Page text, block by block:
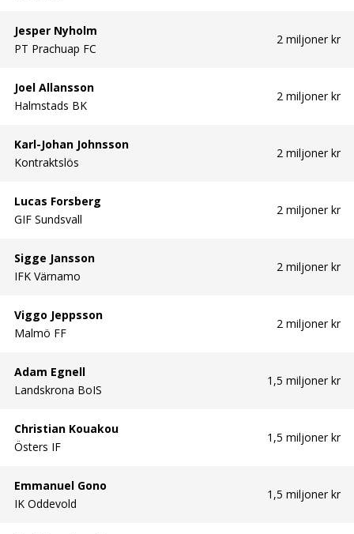
Jesper Nyholm
PT Prachuap FC
2 miljoner kr
Joel Allansson
Halmstads BK
2 miljoner kr
Karl-Johan Johnsson
Kontraktslös
2 miljoner kr
Lucas Forsberg
GIF Sundsvall
2 miljoner kr
Sigge Jansson
IFK Värnamo
2 miljoner kr
Viggo Jeppsson
Malmö FF
2 miljoner kr
Adam Egnell
Landskrona BoIS
1,5 miljoner kr
Christian Kouakou
Östers IF
1,5 miljoner kr
Emmanuel Gono
IK Oddevold
1,5 miljoner kr